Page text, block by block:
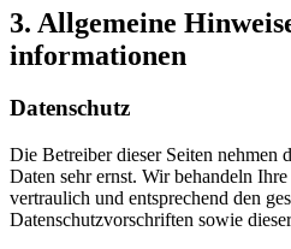
3. Allgemeine
informationen
Datenschutz
Die Betreiber dieser Seiten nehmen
Daten sehr ernst. Wir behandeln
vertraulich und entsprechend den
Datenschutzvorschriften sowie